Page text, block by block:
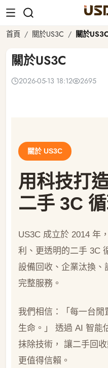
關於US3C
首頁 關於US3C 關於US3C
關於US3C
2026-05-13 18:12 2695
關於 US3C
用科技打
二手 3C
US3C 成立於 2014 年
利、更透明的二手 3C
設備回收、企業汰換
完整服務。
我們相信：「每一台閒
生命。」 透過 AI 智能
抹除技術， 讓二手回
更值得信賴。